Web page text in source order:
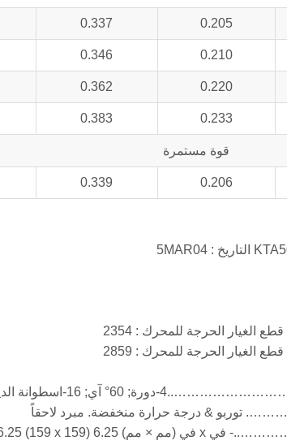
0.205
0.337
0.210
0.346
0.220
0.362
0.233
0.383
قوة مستمرة
0.206
0.339
16-اسطوانة الديزل
& درجة حرارة منخفضة. مبرد لاحقاً